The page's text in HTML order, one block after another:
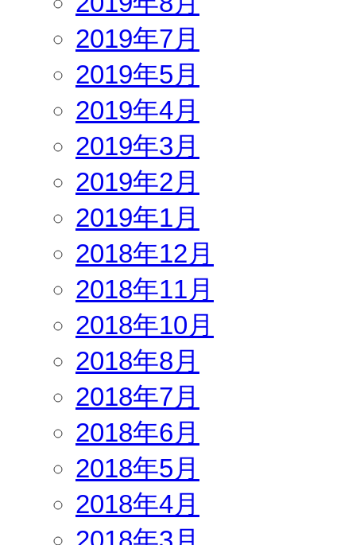
2019年7月
2019年5月
2019年4月
2019年3月
2019年2月
2019年1月
2018年12月
2018年11月
2018年10月
2018年8月
2018年7月
2018年6月
2018年5月
2018年4月